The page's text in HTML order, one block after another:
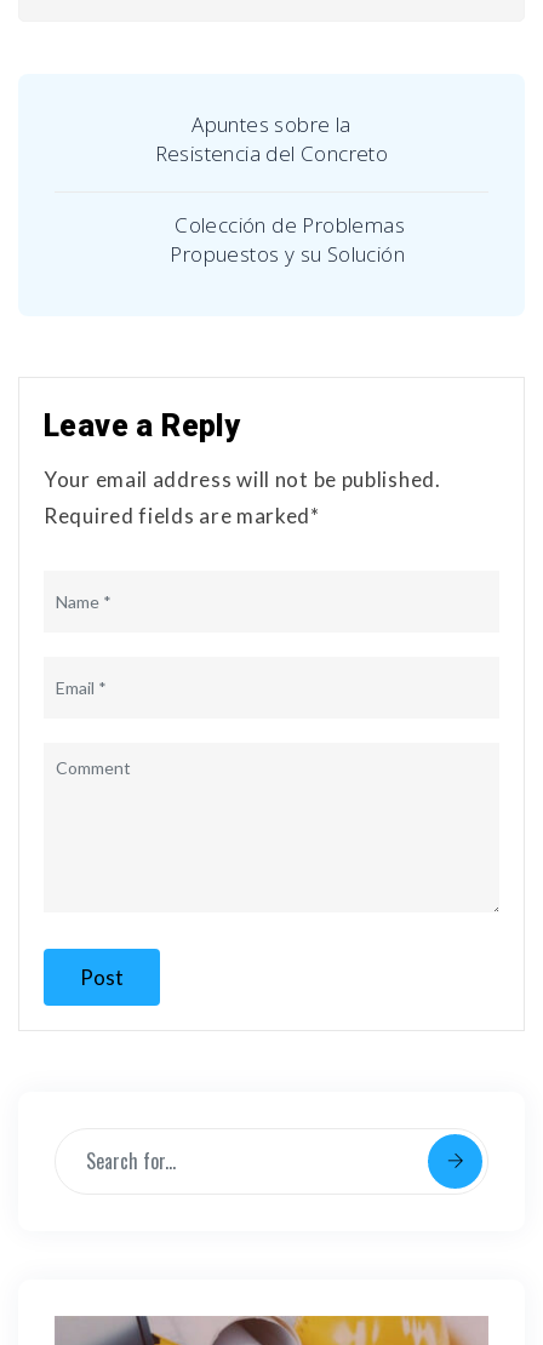
Apuntes sobre la
Resistencia del Concreto
Colección de Problemas
Propuestos y su Solución
Leave a Reply
Your email address will not be published.
Required fields are marked*